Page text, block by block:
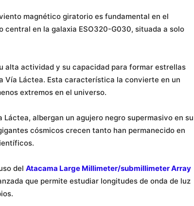
magnético giratorio es fundamental en el
central en la galaxia ESO320-G030, situada a solo
alta actividad y su capacidad para formar estrellas
Vía Láctea. Esta característica la convierte en un
extremos en el universo.
albergan un agujero negro supermasivo en su
cósmicos crecen tanto han permanecido en
del Atacama Large Millimeter/submillimeter Array
que permite estudiar longitudes de onda de luz